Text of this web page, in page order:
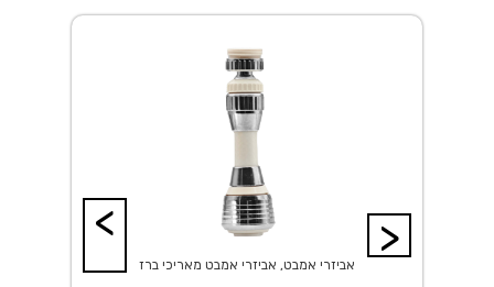
>
אביזרי אמבט, אביזרי אמבט מאריכי ברז
<